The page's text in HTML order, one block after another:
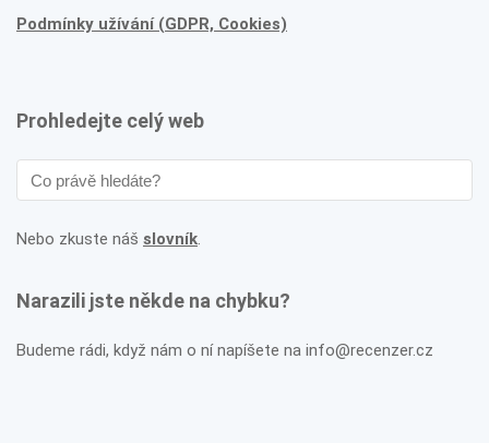
Podmínky užívání (GDPR, Cookies)
Prohledejte celý web
Nebo zkuste náš slovník.
Narazili jste někde na chybku?
Budeme rádi, když nám o ní napíšete na info@recenzer.cz